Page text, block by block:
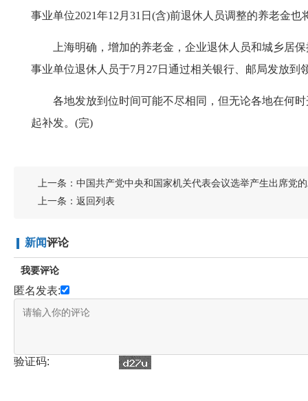
事业单位2021年12月31日(含)前退休人员调整的养老金也
上海明确，增加的养老金，企业退休人员和城乡居保
事业单位退休人员于7月27日通过相关银行、邮局发放到
各地发放到位时间可能不尽相同，但无论各地在何时
起补发。(完)
上一条： 中国共产党中央和国家机关代表会议选举产生出席党
上一条： 返回列表
新闻评论
我要评论
匿名发表:
验证码: